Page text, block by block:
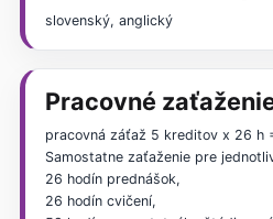
slovenský, anglický
Pracovné
pracovná záťaž 5 kreditov x 26 h
Samostatne zaťaženie pre
26 hodín prednášok,
26 hodín cvičení,